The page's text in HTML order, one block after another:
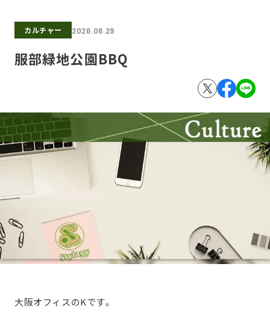
カルチャー 2026.06.29
服部緑地公園BBQ
大阪オフィスのKです。